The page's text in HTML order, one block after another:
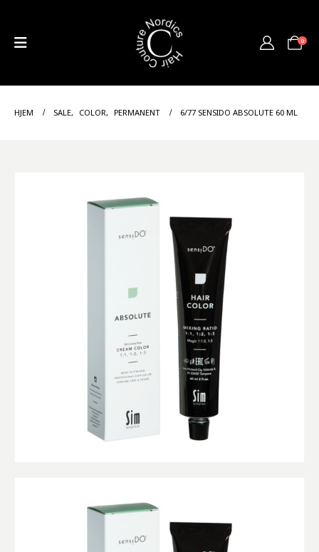
0
HJEM SALE, COLOR, PERMANENT 6/77 SENSIDO ABSOLUTE 60 ML